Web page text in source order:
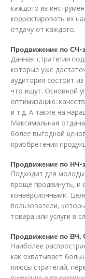
каждого из
корректировать их
отдачу от каждого.
Продвижение по СЧ-
Данная стратегия
которые уже
аудитория состоит
что ищут. Основной
оптимизацию:
и т.д. А также на
Максимальная
более выгодной
приобретения
Продвижение по НЧ-
Подходит для
проще продвинуть, и
конверсионными.
пользователи,
товара или услуги в
Продвижение по ВЧ,
Наиболее
как охватывает
плюсы стратегий,